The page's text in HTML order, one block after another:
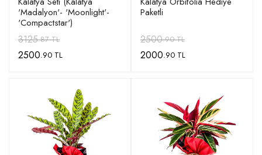
'Madalyon'- 'Moonlight'-
'Compactstar')
3125.87 TL
2500.90 TL
Paketli
2500.90 TL
2000.90 TL